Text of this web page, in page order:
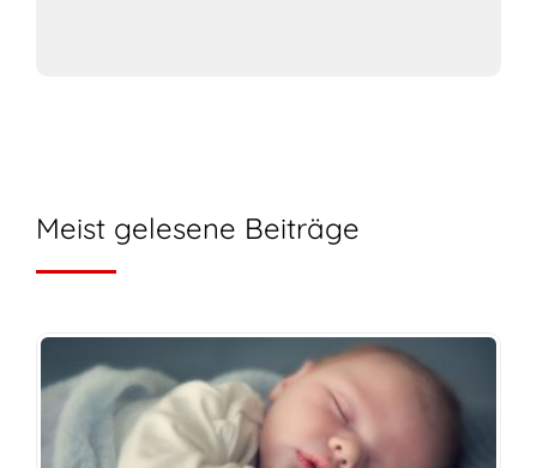
Meist gelesene Beiträge